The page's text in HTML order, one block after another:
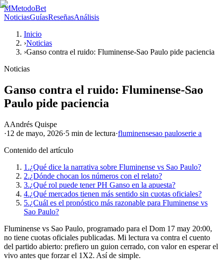
MMetodoBet
NoticiasGuíasReseñasAnálisis
Inicio
›Noticias
›Ganso contra el ruido: Fluminense-Sao Paulo pide paciencia
Noticias
Ganso contra el ruido: Fluminense-Sao
Paulo pide paciencia
AAndrés Quispe
·12 de mayo, 2026·5 min de lectura·fluminensesao pauloserie a
Contenido del artículo
1.¿Qué dice la narrativa sobre Fluminense vs Sao Paulo?
2.¿Dónde chocan los números con el relato?
3.¿Qué rol puede tener PH Ganso en la apuesta?
4.¿Qué mercados tienen más sentido sin cuotas oficiales?
5.¿Cuál es el pronóstico más razonable para Fluminense vs
Sao Paulo?
Fluminense vs Sao Paulo, programado para el Dom 17 may 20:00,
no tiene cuotas oficiales publicadas. Mi lectura va contra el cuento
del partido abierto: prefiero un guion cerrado, con valor en esperar el
vivo antes que forzar el 1X2. Así de simple.